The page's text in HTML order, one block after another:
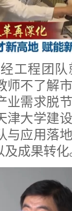
程团队
师不了解
业需求脱
津大学建
与应用落
及成果转化